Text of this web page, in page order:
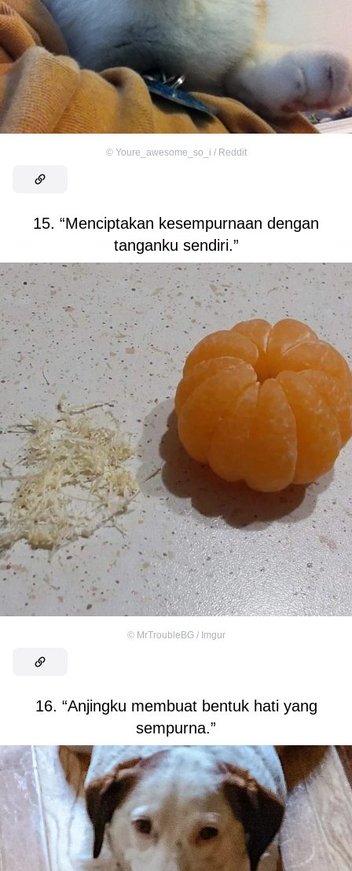
© Youre_awesome_so_i / Reddit
15. “Menciptakan kesempurnaan dengan
tanganku sendiri.”
© MrTroubleBG / Imgur
16. “Anjingku membuat bentuk hati yang
sempurna.”